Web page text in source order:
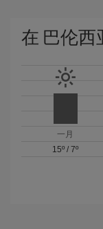
在 巴伦西
一月
15º /7º